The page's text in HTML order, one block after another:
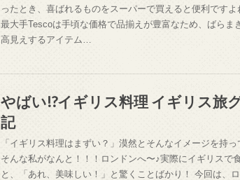
ったとき、喜ばれるものをスーパーで買えると便利です
最大手Tescoは手頃な価格で品揃えが豊富なため、ばらま
高見えするアイテム…
やばい!?イギリス料理 イギリス旅
記
「イギリス料理はまずい？」漠然とそんなイメージを持っ
そんな私がなんと！！！ロンドンへ〜♪実際にイギリスで
と、「あれ、美味しい！」と驚くことばかり！ 今回は、